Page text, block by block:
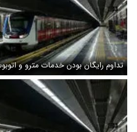
تداوم رایگان بودن خدمات مترو و